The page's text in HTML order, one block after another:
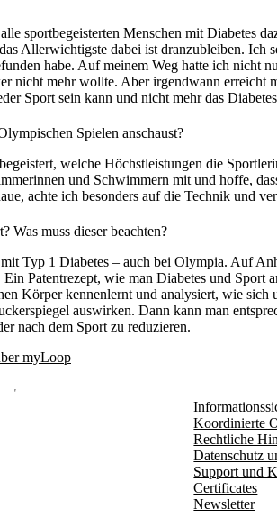
sportbegeisterten Menschen mit Diabetes
Allerwichtigste dabei ist dranzubleiben. Ich
habe. Auf meinem Weg hatte ich nicht
nicht mehr wollte. Aber irgendwann erreicht
Sport sein kann und nicht mehr das
Spielen anschaust?
welche Höchstleistungen die
und Schwimmern mit und hoffe,
achte ich besonders auf die Technik und
Was muss dieser beachten?
Typ 1 Diabetes – auch bei Olympia. Auf
Patentrezept, wie man Diabetes und Sport
Körper kennenlernt und analysiert, wie sich
auswirken. Dann kann man
nach dem Sport zu reduzieren.
myLoop
Koordinierte
Rechtliche
Datenschutz
Support und
Certificates
Newsletter